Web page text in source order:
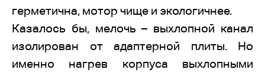
герметична, мотор чище и экологичнее.
Казалось бы, мелочь – выхлопной канал
изолирован от адаптерной плиты. Но
именно нагрев корпуса выхлопными